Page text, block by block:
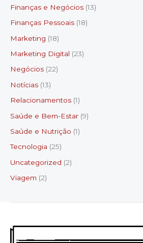
Finanças e Negócios (13)
Finanças Pessoais (18)
Marketing (18)
Marketing Digital (23)
Negócios (22)
Notícias (13)
Relacionamentos (1)
Saúde e Bem-Estar (9)
Saúde e Nutrição (1)
Tecnologia (25)
Uncategorized (2)
Viagem (2)